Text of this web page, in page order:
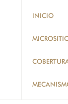
INICIO